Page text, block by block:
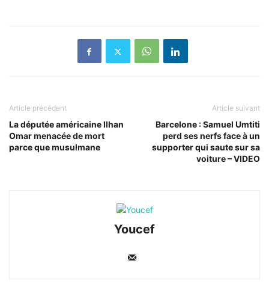
Article précédent
La députée américaine Ilhan
Omar menacée de mort
parce que musulmane
Article suivant
Barcelone : Samuel Umtiti
perd ses nerfs face à un
supporter qui saute sur sa
voiture – VIDEO
Youcef